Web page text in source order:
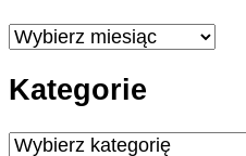
Archiwa
Kategorie
Kategorie